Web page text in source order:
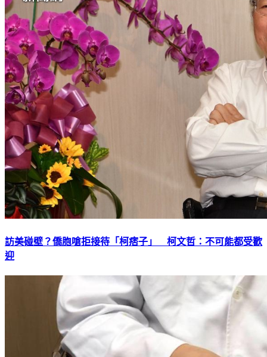
訪美碰壁？僑胞嗆拒接待「柯痞子」 柯文哲：不可能都受歡
迎